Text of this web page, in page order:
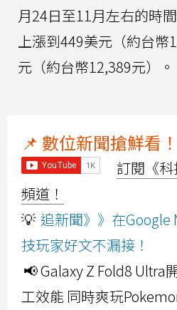
月24日至11月左右的時
上漲到449美元（約台
元（約台幣12,389元）。
📌 數位新聞搶鮮看！
訂閱《
頻道！
💡 追新聞》》在
技玩家好文不漏接！
📢 Galaxy Z Fold8 Ultra
工效能 同時爽玩